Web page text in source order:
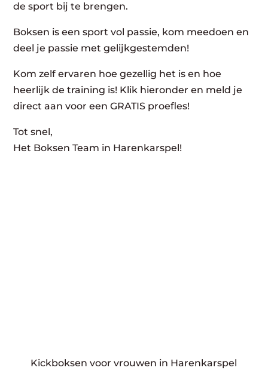
de sport bij te brengen.
Boksen is een sport vol passie, kom meedoen en
deel je passie met gelijkgestemden!
Kom zelf ervaren hoe gezellig het is en hoe
heerlijk de training is! Klik hieronder en meld je
direct aan voor een GRATIS proefles!
Tot snel,
Het Boksen Team in Harenkarspel!
Kickboksen voor vrouwen in Harenkarspel